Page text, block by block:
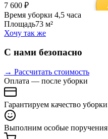
7 600 ₽
Время уборки 4,5 часа
Площадь73 м²
Хочу так же
С нами безопасно
→ Рассчитать стоимость
Оплата — после уборки
Гарантируем качество уборки
Выполним особые поручения